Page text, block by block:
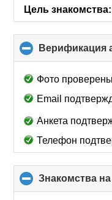
Цель знакомства:
Верификация
Фото проверены
Email
Анкета
Телефон
Знакомства